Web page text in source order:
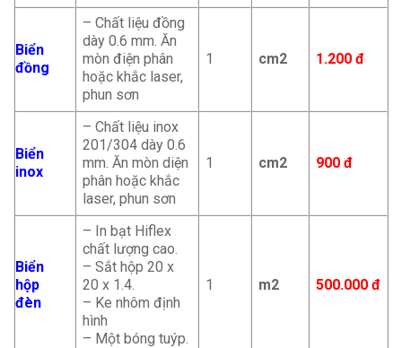
Biển
đồng
– Chất liệu đồng
dày 0.6 mm. Ăn
mòn điện phân
hoặc khắc laser,
phun sơn
1 cm2 1.200 đ
Biển
inox
– Chất liệu inox
201/304 dày 0.6
mm. Ăn mòn diện
phân hoặc khắc
laser, phun sơn
1 cm2 900 đ
Biển
hộp
đèn
– In bạt Hiflex
chất lượng cao.
– Sắt hộp 20 x
20 x 1.4.
– Ke nhôm định
hình
– Một bóng tuýp.
1 m2 500.000 đ